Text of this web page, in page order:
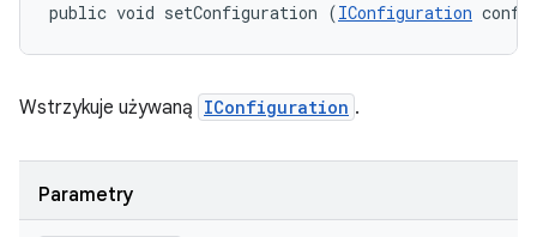
public void setConfiguration (IConfiguration
Wstrzykuje używaną IConfiguration .
Parametry